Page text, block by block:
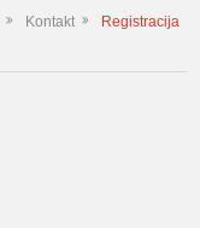
Kontakt Registracija